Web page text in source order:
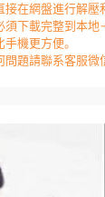
在網盤進行解壓
下載完整到本地
機更方便。
題請聯系客服微